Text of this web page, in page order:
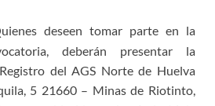
deseen tomar parte en la
deberán presentar la
del AGS Norte de Huelva
5 21660 – Minas de Riotinto,